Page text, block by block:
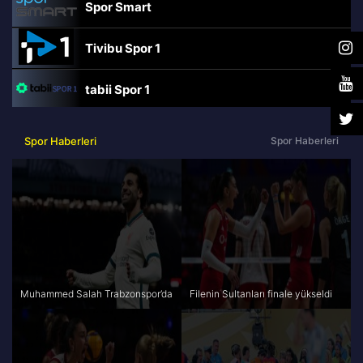
Spor Smart
Tivibu Spor 1
tabii Spor 1
beIN Sports Haber
tabii Spor
A Spor
Tivibu Spor
TV8,5
Spor Haberleri Spor Haberleri
Muhammed Salah Trabzonspor’da Filenin Sultanları finale yükseldi